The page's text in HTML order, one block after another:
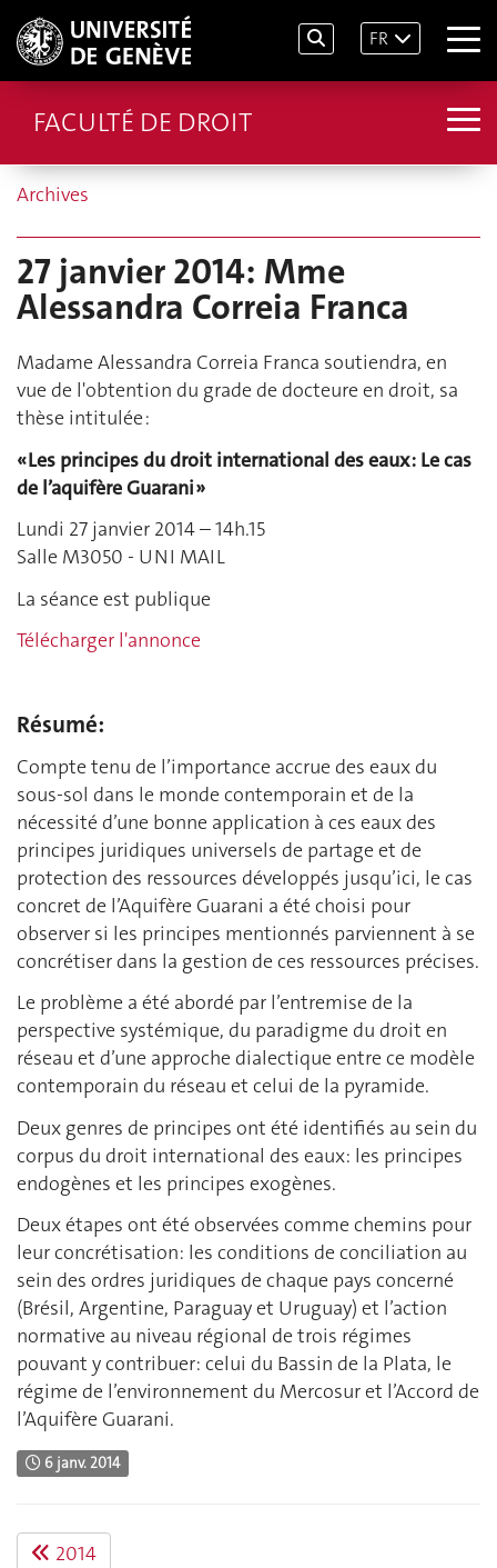
FR
FACULTÉ DE DROIT
Archives
27 janvier 2014: Mme
Alessandra Correia Franca
Madame Alessandra Correia Franca soutiendra, en
vue de l'obtention du grade de docteure en droit, sa
thèse intitulée :
« Les principes du droit international des eaux : Le cas
de l’aquifère Guarani »
Lundi 27 janvier 2014 – 14h.15
Salle M3050 - UNI MAIL
La séance est publique
Télécharger l'annonce
Résumé:
Compte tenu de l’importance accrue des eaux du
sous-sol dans le monde contemporain et de la
nécessité d’une bonne application à ces eaux des
principes juridiques universels de partage et de
protection des ressources développés jusqu’ici, le cas
concret de l’Aquifère Guarani a été choisi pour
observer si les principes mentionnés parviennent à se
concrétiser dans la gestion de ces ressources précises.
Le problème a été abordé par l’entremise de la
perspective systémique, du paradigme du droit en
réseau et d’une approche dialectique entre ce modèle
contemporain du réseau et celui de la pyramide.
Deux genres de principes ont été identifiés au sein du
corpus du droit international des eaux: les principes
endogènes et les principes exogènes.
Deux étapes ont été observées comme chemins pour
leur concrétisation: les conditions de conciliation au
sein des ordres juridiques de chaque pays concerné
(Brésil, Argentine, Paraguay et Uruguay) et l’action
normative au niveau régional de trois régimes
pouvant y contribuer: celui du Bassin de la Plata, le
régime de l’environnement du Mercosur et l’Accord de
l’Aquifère Guarani.
6 janv. 2014
2014